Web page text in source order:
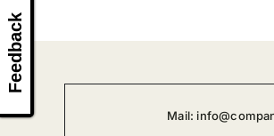
Mail:
Feedback